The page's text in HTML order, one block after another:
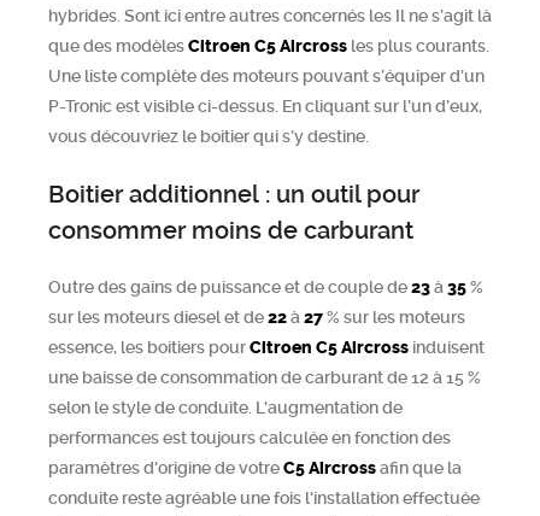
hybrides. Sont ici entre autres concernés les Il ne s’agit là
que des modèlesCitroen C5 Aircross les plus courants.
Une liste complète des moteurs pouvant s’équiper d’un
P-Tronic est visible ci-dessus. En cliquant sur l’un d’eux,
vous découvriez le boitier qui s’y destine.
Boitier additionnel : un outil pour
consommer moins de carburant
Outre des gains de puissance et de couple de23à 35%
sur les moteurs diesel et de22à 27% sur les moteurs
essence, les boitiers pourCitroen C5 Aircross induisent
une baisse de consommation de carburant de 12 à 15 %
selon le style de conduite. L'augmentation de
performances est toujours calculée en fonction des
paramètres d'origine de votreC5 Aircrossafin que la
conduite reste agréable une fois l'installation effectuée